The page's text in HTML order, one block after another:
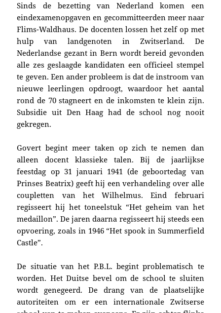
Sinds de bezetting van Nederland komen een
eindexamenopgaven en gecommitteerden meer naar
Flims-Waldhaus. De docenten lossen het zelf op met
hulp van landgenoten in Zwitserland. De
Nederlandse gezant in Bern wordt bereid gevonden
alle zes geslaagde kandidaten een officieel stempel
te geven. Een ander probleem is dat de instroom van
nieuwe leerlingen opdroogt, waardoor het aantal
rond de 70 stagneert en de inkomsten te klein zijn.
Subsidie uit Den Haag had de school nog nooit
gekregen.
Govert begint meer taken op zich te nemen dan
alleen docent klassieke talen. Bij de jaarlijkse
feestdag op 31 januari 1941 (de geboortedag van
Prinses Beatrix) geeft hij een verhandeling over alle
coupletten van het Wilhelmus. Eind februari
regisseert hij het toneelstuk “Het geheim van het
medaillon”. De jaren daarna regisseert hij steeds een
opvoering, zoals in 1946 “Het spook in Summerfield
Castle”.
De situatie van het P.B.L. begint problematisch te
worden. Het Duit­se bevel om de school te sluiten
wordt genegeerd. De drang van de plaatselijke
autoriteiten om er een internationale Zwitserse